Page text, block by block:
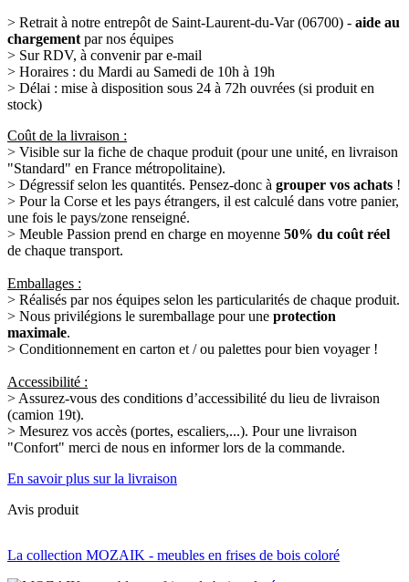
> Retrait à notre entrepôt de Saint-Laurent-du-Var (06700) - aide au
chargement par nos équipes
> Sur RDV, à convenir par e-mail
> Horaires : du Mardi au Samedi de 10h à 19h
> Délai : mise à disposition sous 24 à 72h ouvrées (si produit en
stock)
Coût de la livraison :
> Visible sur la fiche de chaque produit (pour une unité, en livraison
"Standard" en France métropolitaine).
> Dégressif selon les quantités. Pensez-donc à grouper vos achats !
> Pour la Corse et les pays étrangers, il est calculé dans votre panier,
une fois le pays/zone renseigné.
> Meuble Passion prend en charge en moyenne 50% du coût réel
de chaque transport.
Emballages :
> Réalisés par nos équipes selon les particularités de chaque produit.
> Nous privilégions le suremballage pour une protection
maximale.
> Conditionnement en carton et / ou palettes pour bien voyager !
Accessibilité :
> Assurez-vous des conditions d’accessibilité du lieu de livraison
(camion 19t).
> Mesurez vos accès (portes, escaliers,...). Pour une livraison
"Confort" merci de nous en informer lors de la commande.
En savoir plus sur la livraison
Avis produit
La collection MOZAIK - meubles en frises de bois coloré